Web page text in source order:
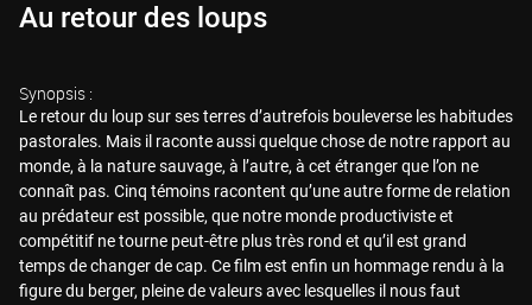
Au retour des loups
Synopsis :
Le retour du loup sur ses terres d’autrefois bouleverse les habitudes
pastorales. Mais il raconte aussi quelque chose de notre rapport au
monde, à la nature sauvage, à l’autre, à cet étranger que l’on ne
connaît pas. Cinq témoins racontent qu’une autre forme de relation
au prédateur est possible, que notre monde productiviste et
compétitif ne tourne peut-être plus très rond et qu’il est grand
temps de changer de cap. Ce film est enfin un hommage rendu à la
figure du berger, pleine de valeurs avec lesquelles il nous faut